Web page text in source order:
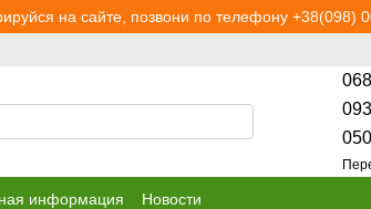
на сайте, позвони по телефону +38(098)
информация Новости